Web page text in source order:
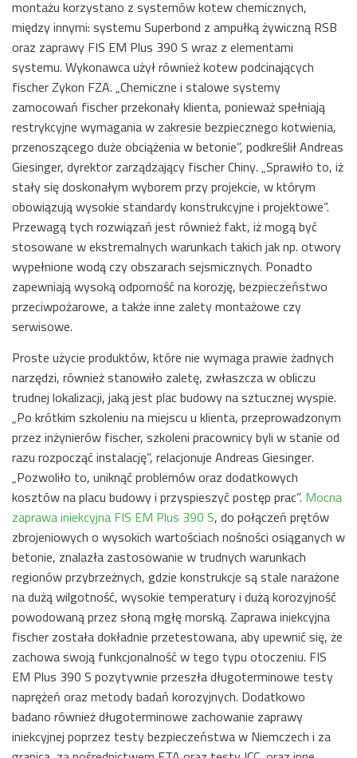
montażu korzystano z systemów kotew chemicznych,
między innymi: systemu Superbond z ampułką żywiczną RSB
oraz zaprawy FIS EM Plus 390 S wraz z elementami
systemu. Wykonawca użył również kotew podcinających
fischer Zykon FZA. „Chemiczne i stalowe systemy
zamocowań fischer przekonały klienta, ponieważ spełniają
restrykcyjne wymagania w zakresie bezpiecznego kotwienia,
przenoszącego duże obciążenia w betonie”, podkreślił Andreas
Giesinger, dyrektor zarządzający fischer Chiny. „Sprawiło to, iż
stały się doskonałym wyborem przy projekcie, w którym
obowiązują wysokie standardy konstrukcyjne i projektowe”.
Przewagą tych rozwiązań jest również fakt, iż mogą być
stosowane w ekstremalnych warunkach takich jak np. otwory
wypełnione wodą czy obszarach sejsmicznych. Ponadto
zapewniają wysoką odporność na korozję, bezpieczeństwo
przeciwpożarowe, a także inne zalety montażowe czy
serwisowe.
Proste użycie produktów, które nie wymaga prawie żadnych
narzędzi, również stanowiło zaletę, zwłaszcza w obliczu
trudnej lokalizacji, jaką jest plac budowy na sztucznej wyspie.
„Po krótkim szkoleniu na miejscu u klienta, przeprowadzonym
przez inżynierów fischer, szkoleni pracownicy byli w stanie od
razu rozpocząć instalację”, relacjonuje Andreas Giesinger.
„Pozwoliło to, uniknąć problemów oraz dodatkowych
kosztów na placu budowy i przyspieszyć postęp prac”. Mocna
zaprawa iniekcyjna FIS EM Plus 390 S, do połączeń prętów
zbrojeniowych o wysokich wartościach nośności osiąganych w
betonie, znalazła zastosowanie w trudnych warunkach
regionów przybrzeżnych, gdzie konstrukcje są stale narażone
na dużą wilgotność, wysokie temperatury i dużą korozyjność
powodowaną przez słoną mgłę morską. Zaprawa iniekcyjna
fischer została dokładnie przetestowana, aby upewnić się, że
zachowa swoją funkcjonalność w tego typu otoczeniu. FIS
EM Plus 390 S pozytywnie przeszła długoterminowe testy
naprężeń oraz metody badań korozyjnych. Dodatkowo
badano również długoterminowe zachowanie zaprawy
iniekcyjnej poprzez testy bezpieczeństwa w Niemczech i za